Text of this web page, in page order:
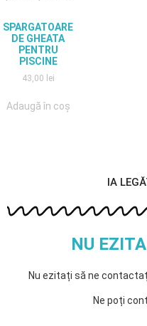
SPARGATOARE
DE GHEATA
PENTRU
PISCINE
43,00 lei
Adaugă în coș
IA
NU
Nu ezitați să ne
Ne poți